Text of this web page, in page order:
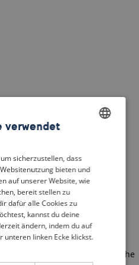
has occurred
(see the
DUTCH
FRENCH
GERMAN
verwendet
sicherzustellen, dass
bieten und
auf unserer Website, wie
bereit stellen zu
dafür alle Cookies zu
kannst du deine
ändern, indem du auf
unteren linken Ecke klickst.